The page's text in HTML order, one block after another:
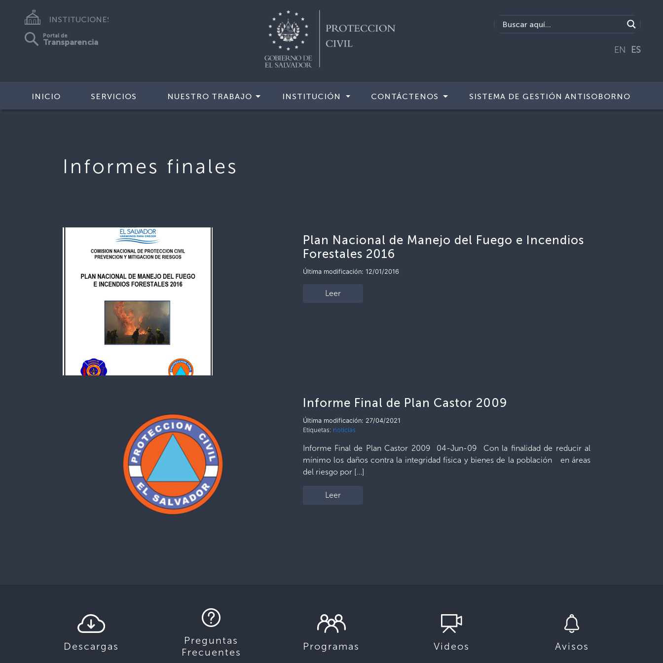
INSTITUCIONES
Portal de
Transparencia
EN ES
INICIO SERVICIOS NUESTRO TRABAJO INSTITUCIÓN CONTÁCTENOS SISTEMA DE GESTIÓN ANTISOBORNO
Informes finales
Plan Nacional de Manejo del Fuego e Incendios
Forestales 2016
Última modificación: 12/01/2016
Leer
Informe Final de Plan Castor 2009
Última modificación: 27/04/2021
Etiquetas: noticias
Informe Final de Plan Castor 2009 04-Jun-09 Con la finalidad de reducir al
mínimo los daños contra la integridad física y bienes de la población en áreas
del riesgo por […]
Leer
Descargas
Preguntas
Frecuentes
Programas Videos Avisos